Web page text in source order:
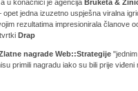
u konačnici je agencija Bruketa &
opet jedna izuzetno uspješna viralna
rezultatima impresionirala članove
Drap
nagrade Web::Strategije
primili nagradu iako su bili prije